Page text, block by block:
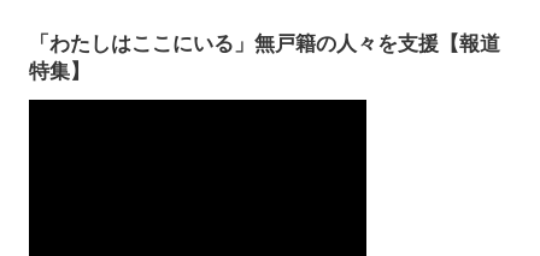
「わたしはここにいる」無戸籍の人々を支援【報道
特集】